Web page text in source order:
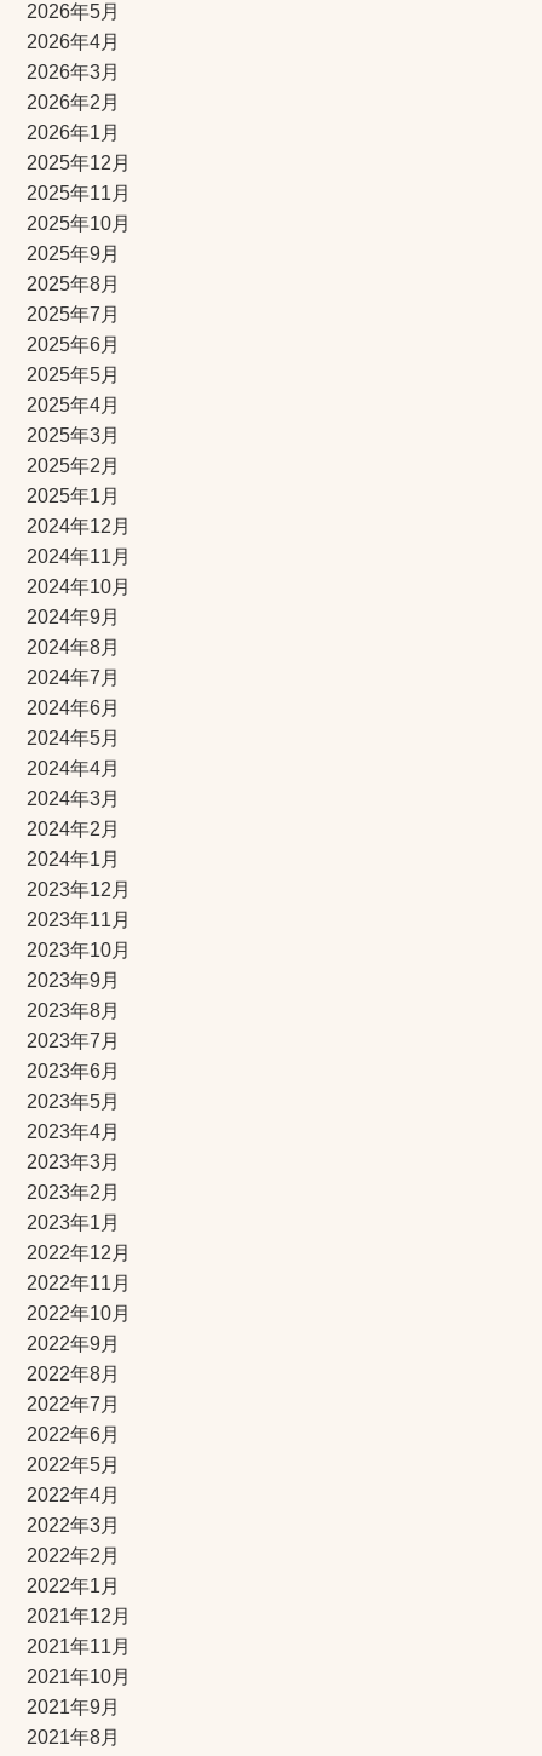
2026年5月
2026年4月
2026年3月
2026年2月
2026年1月
2025年12月
2025年11月
2025年10月
2025年9月
2025年8月
2025年7月
2025年6月
2025年5月
2025年4月
2025年3月
2025年2月
2025年1月
2024年12月
2024年11月
2024年10月
2024年9月
2024年8月
2024年7月
2024年6月
2024年5月
2024年4月
2024年3月
2024年2月
2024年1月
2023年12月
2023年11月
2023年10月
2023年9月
2023年8月
2023年7月
2023年6月
2023年5月
2023年4月
2023年3月
2023年2月
2023年1月
2022年12月
2022年11月
2022年10月
2022年9月
2022年8月
2022年7月
2022年6月
2022年5月
2022年4月
2022年3月
2022年2月
2022年1月
2021年12月
2021年11月
2021年10月
2021年9月
2021年8月